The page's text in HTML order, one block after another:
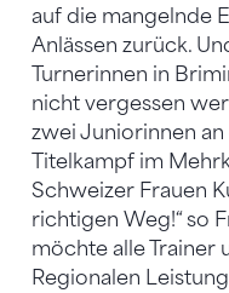
auf die mangelnde
Anlässen zurück.
Turnerinnen in
nicht vergessen
zwei Juniorinnen
Titelkampf im
Schweizer Frauen
richtigen Weg!“ so
möchte alle Trainer
Regionalen